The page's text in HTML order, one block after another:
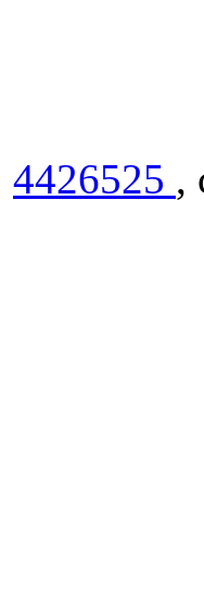
4426525 ,